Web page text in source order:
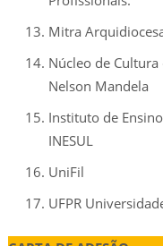
Mitra
Núcleo de Cultura
Nelson Mandela
Instituto de
INESUL
UniFil
UFPR